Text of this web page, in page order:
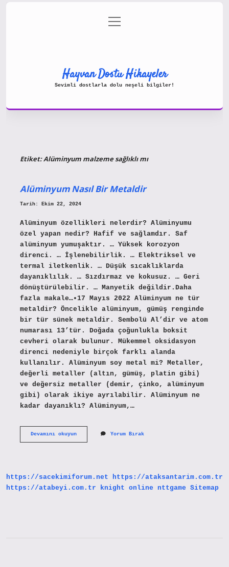
Gizlilik Politikası
menüyü
aç
Hayvan Dostu Hikayeler
Sevimli dostlarla dolu neşeli bilgiler!
Etiket:Alüminyum malzeme sağlıklı mı
Alüminyum Nasıl Bir Metaldir
Tarih: Ekim 22, 2024
Alüminyum özellikleri nelerdir? Alüminyumu
özel yapan nedir? Hafif ve sağlamdır. Saf
alüminyum yumuşaktır. … Yüksek korozyon
direnci. … İşlenebilirlik. … Elektriksel ve
termal iletkenlik. … Düşük sıcaklıklarda
dayanıklılık. … Sızdırmaz ve kokusuz. … Geri
dönüştürülebilir. … Manyetik değildir.Daha
fazla makale…•17 Mayıs 2022 Alüminyum ne tür
metaldir? Öncelikle alüminyum, gümüş renginde
bir tür sünek metaldir. Sembolü Al’dir ve atom
numarası 13’tür. Doğada çoğunlukla boksit
cevheri olarak bulunur. Mükemmel oksidasyon
direnci nedeniyle birçok farklı alanda
kullanılır. Alüminyum soy metal mi? Metaller,
değerli metaller (altın, gümüş, platin gibi)
ve değersiz metaller (demir, çinko, alüminyum
gibi) olarak ikiye ayrılabilir. Alüminyum ne
kadar dayanıklı? Alüminyum,…
Devamını okuyunAlüminyum
Yorum Bırak
https://sacekimiforum.net
https://ataksantarim.com.tr
https://atabeyi.com.tr
knight online nttgame Sitemap